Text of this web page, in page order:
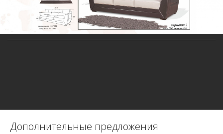
Дополнительные предложения